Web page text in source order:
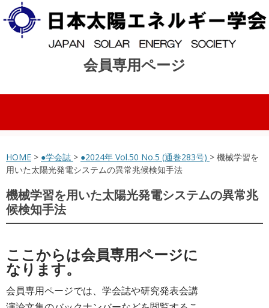
会員専用ページ
コンテンツへスキップ
HOME > ●学会誌 > ●2024年 Vol.50 No.5 (通巻283号) > 機械学習を
用いた太陽光発電システムの異常兆候検知手法
機械学習を用いた太陽光発電システムの異常兆
候検知手法
ここからは会員専用ページに
なります。
会員専用ページでは、学会誌や研究発表会講